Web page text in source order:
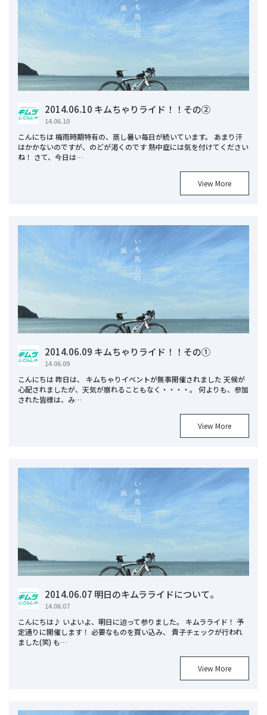
2014.06.10 キムちゃりライド！！その②
14.06.10
こんにちは 梅雨時期特有の、蒸し暑い毎日が続いています。 あまり汗
はかかないのですが、のどが渇くのです 熱中症には気を付けてください
ね！ さて、今日は…
View More
2014.06.09 キムちゃりライド！！その①
14.06.09
こんにちは 昨日は、 キムちゃりイベントが無事開催されました 天候が
心配されましたが、天気が崩れることもなく・・・・。 何よりも、参加
された皆様は、み…
View More
2014.06.07 明日のキムラライドについて。
14.06.07
こんにちは♪ いよいよ、明日に迫って参りました。 キムラライド！ 予
定通りに開催します！ 必要なものを買い込み、 貴子チェックが行われ
ました(笑) も…
View More